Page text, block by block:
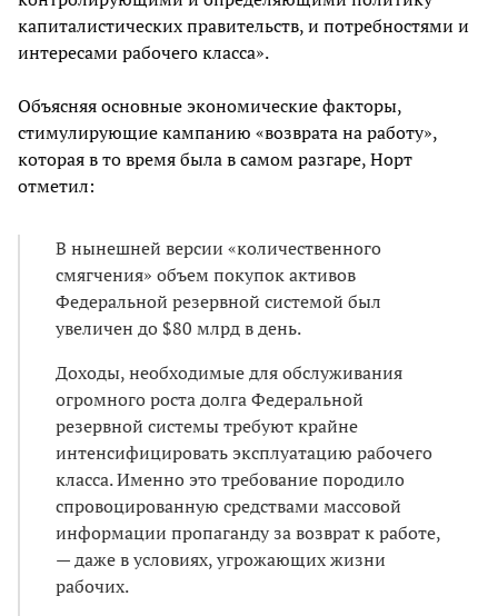
капиталистических правительств, и потребностями и
интересами рабочего класса».
Объясняя основные экономические факторы,
стимулирующие кампанию «возврата на работу»,
которая в то время была в самом разгаре, Норт
отметил:
В нынешней версии «количественного
смягчения» объем покупок активов
Федеральной резервной системой был
увеличен до $80 млрд в день.
Доходы, необходимые для обслуживания
огромного роста долга Федеральной
резервной системы требуют крайне
интенсифицировать эксплуатацию рабочего
класса. Именно это требование породило
спровоцированную средствами массовой
информации пропаганду за возврат к работе,
— даже в условиях, угрожающих жизни
рабочих.